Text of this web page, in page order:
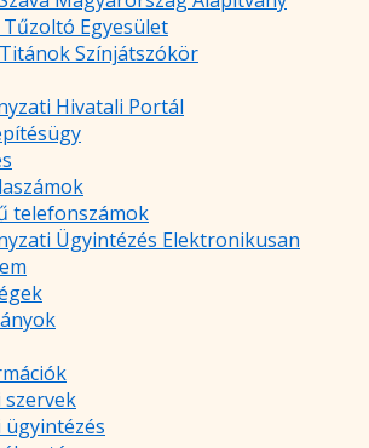
Egyesület
Színjátszókör
Hivatali Portál
telefonszámok
Ügyintézés Elektronikusan
szervek
ügyintézés